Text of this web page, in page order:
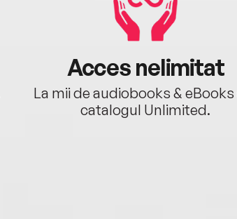
Acces nelimitat
La mii de audiobooks &
catalogul Unlimited.